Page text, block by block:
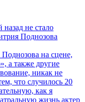
назад не стало
Поднозова
на сцене,
а также другие
никак не
что случилось 20
как я
жизнь актер